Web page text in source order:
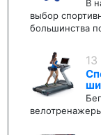
В
выбор
большинства